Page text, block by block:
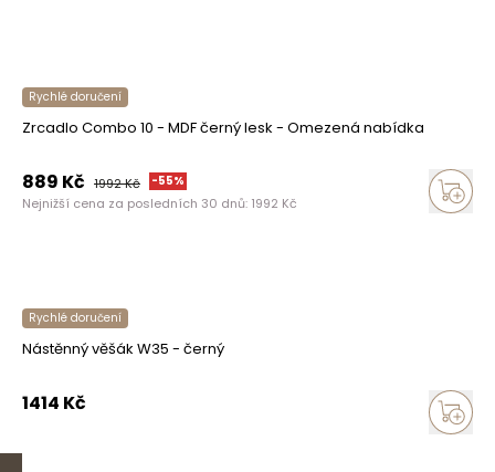
Rychlé doručení
Zrcadlo Combo 10 - MDF černý lesk - Omezená nabídka
889 Kč 1992Kč -55%
Nejnižší cena za posledních 30 dnů: 1992 Kč
Rychlé doručení
Nástěnný věšák W35 - černý
1414 Kč